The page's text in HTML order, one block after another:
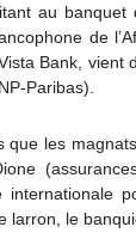
au
de
Bank, vient
Paribas).
que les
internationale
larron, le